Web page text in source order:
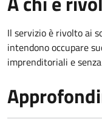
Il servizio è rivolto ai
intendono occupare
imprenditoriali e